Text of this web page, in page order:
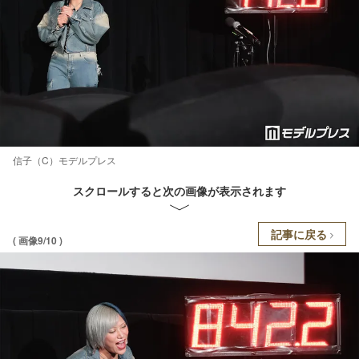
信子（C）モデルプレス
スクロールすると次の画像が表示されます
( 画像9/10 ) 記事に戻る